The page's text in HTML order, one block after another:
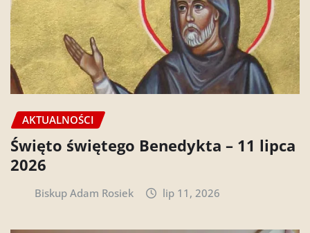
AKTUALNOŚCI
Święto świętego Benedykta – 11 lipca
2026
Biskup Adam Rosiek lip 11, 2026